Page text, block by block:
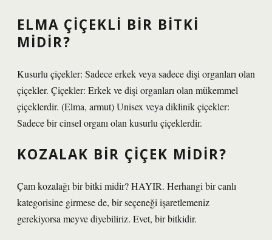
ELMA ÇIÇEKLI BIR BITKI
MIDIR?
Kusurlu çiçekler: Sadece erkek veya sadece dişi organları olan
çiçekler. Çiçekler: Erkek ve dişi organları olan mükemmel
çiçeklerdir. (Elma, armut) Unisex veya diklinik çiçekler:
Sadece bir cinsel organı olan kusurlu çiçeklerdir.
KOZALAK BIR ÇIÇEK MIDIR?
Çam kozalağı bir bitki midir? HAYIR. Herhangi bir canlı
kategorisine girmese de, bir seçeneği işaretlemeniz
gerekiyorsa meyve diyebiliriz. Evet, bir bitkidir.